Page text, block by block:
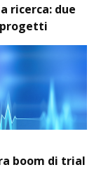
ricerca: due
boom di trial